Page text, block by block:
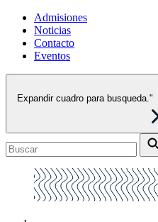
Admisiones
Noticias
Contacto
Eventos
Expandir cuadro para busqueda."